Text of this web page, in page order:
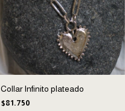
Collar Infinito plateado
$81.750